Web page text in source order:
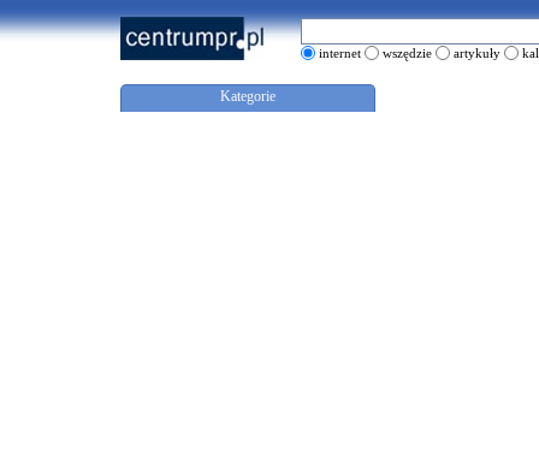
internet wszędzie artykuły
Kategorie